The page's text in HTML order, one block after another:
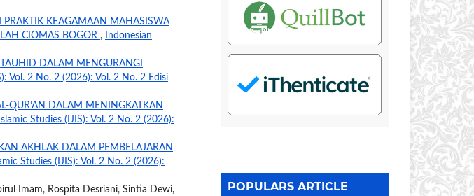
KEAGAMAAN MAHASISWA
CIOMAS BOGOR ,
Indonesian
TAUHID DALAM MENGURANGI
Vol. 2 No. 2 (2026): Vol. 2 No. 2 Edisi
QUR’AN DALAM MENINGKATKAN
Studies (IJIS): Vol. 2 No. 2 (2026):
AKHLAK DALAM PEMBELAJARAN
Studies (IJIS): Vol. 2 No. 2 (2026):
Imam, Rospita Desriani, Sintia Dewi,
POPULARS ARTICLE